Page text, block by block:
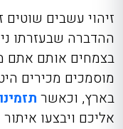
זיהוי עשבים שוטים
ההדברה שבעזרתו
בצמחים אותם אתם
מוסמכים מכירים
בארץ, וכאשר
אליכם ויבצעו